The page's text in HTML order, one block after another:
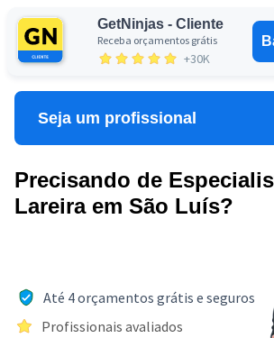
GetNinjas - Cliente
Receba orçamentos grátis
+30K
Seja um profissional
Precisando de
Lareira em São Luís?
Até 4 orçamentos grátis e seguros
Profissionais avaliados